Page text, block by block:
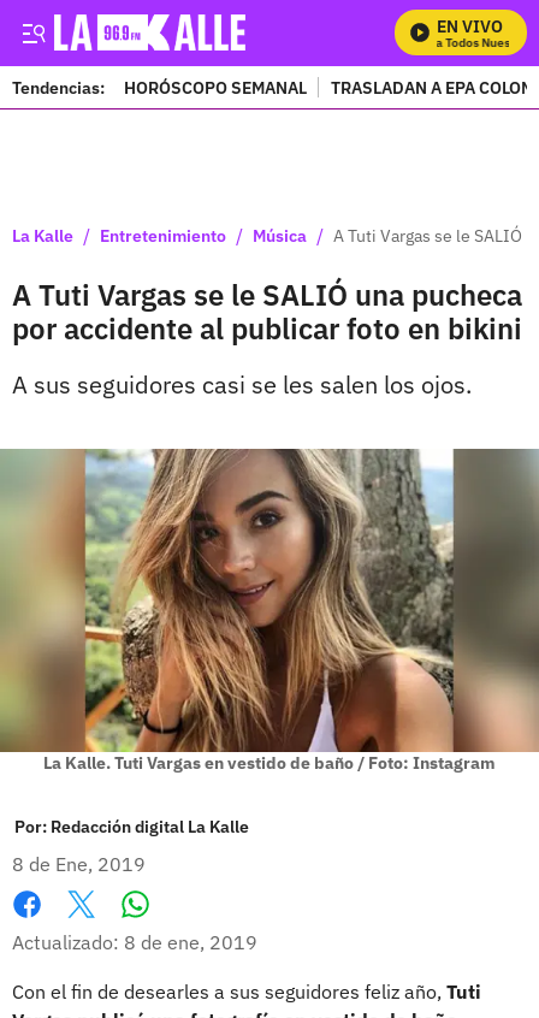
EN VIVO
Mira Todos Nuestros
Tendencias: HORÓSCOPO SEMANAL TRASLADAN A EPA
La Kalle / Entretenimiento / Música / A Tuti Vargas se le SALIÓ
A Tuti Vargas se le SALIÓ una pucheca
por accidente al publicar foto en bikini
A sus seguidores casi se les salen los ojos.
La Kalle. Tuti Vargas en vestido de baño / Foto: Instagram
Por: Redacción digital La Kalle
8 de Ene, 2019
Facebook
X
Actualizado: 8 de ene, 2019
Con el fin de desearles a sus seguidores feliz año, Tuti